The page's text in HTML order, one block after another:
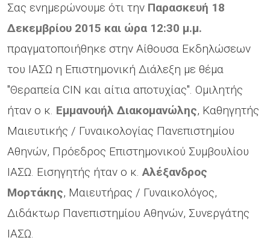
Σας ενημερώνουμε ότι την Παρασκευή 18
Δεκεμβρίου 2015 και ώρα 12:30 μ.μ.
πραγματοποιήθηκε στην Αίθουσα Εκδηλώσεων
του ΙΑΣΩ η Επιστημονική Διάλεξη με θέμα
"Θεραπεία CIN και αίτια αποτυχίας". Ομιλητής
ήταν ο κ. Εμμανουήλ Διακομανώλης, Καθηγητής
Μαιευτικής / Γυναικολογίας Πανεπιστημίου
Αθηνών, Πρόεδρος Επιστημονικού Συμβουλίου
ΙΑΣΩ. Εισηγητής ήταν ο κ.Αλέξανδρος
Μορτάκης, Μαιευτήρας / Γυναικολόγος,
Διδάκτωρ Πανεπιστημίου Αθηνών, Συνεργάτης
ΙΑΣΩ.